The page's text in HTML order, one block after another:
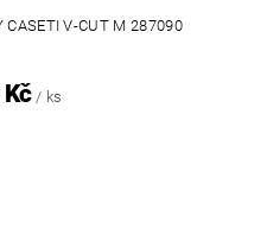
CASETI V-CUT M 287090
/ ks